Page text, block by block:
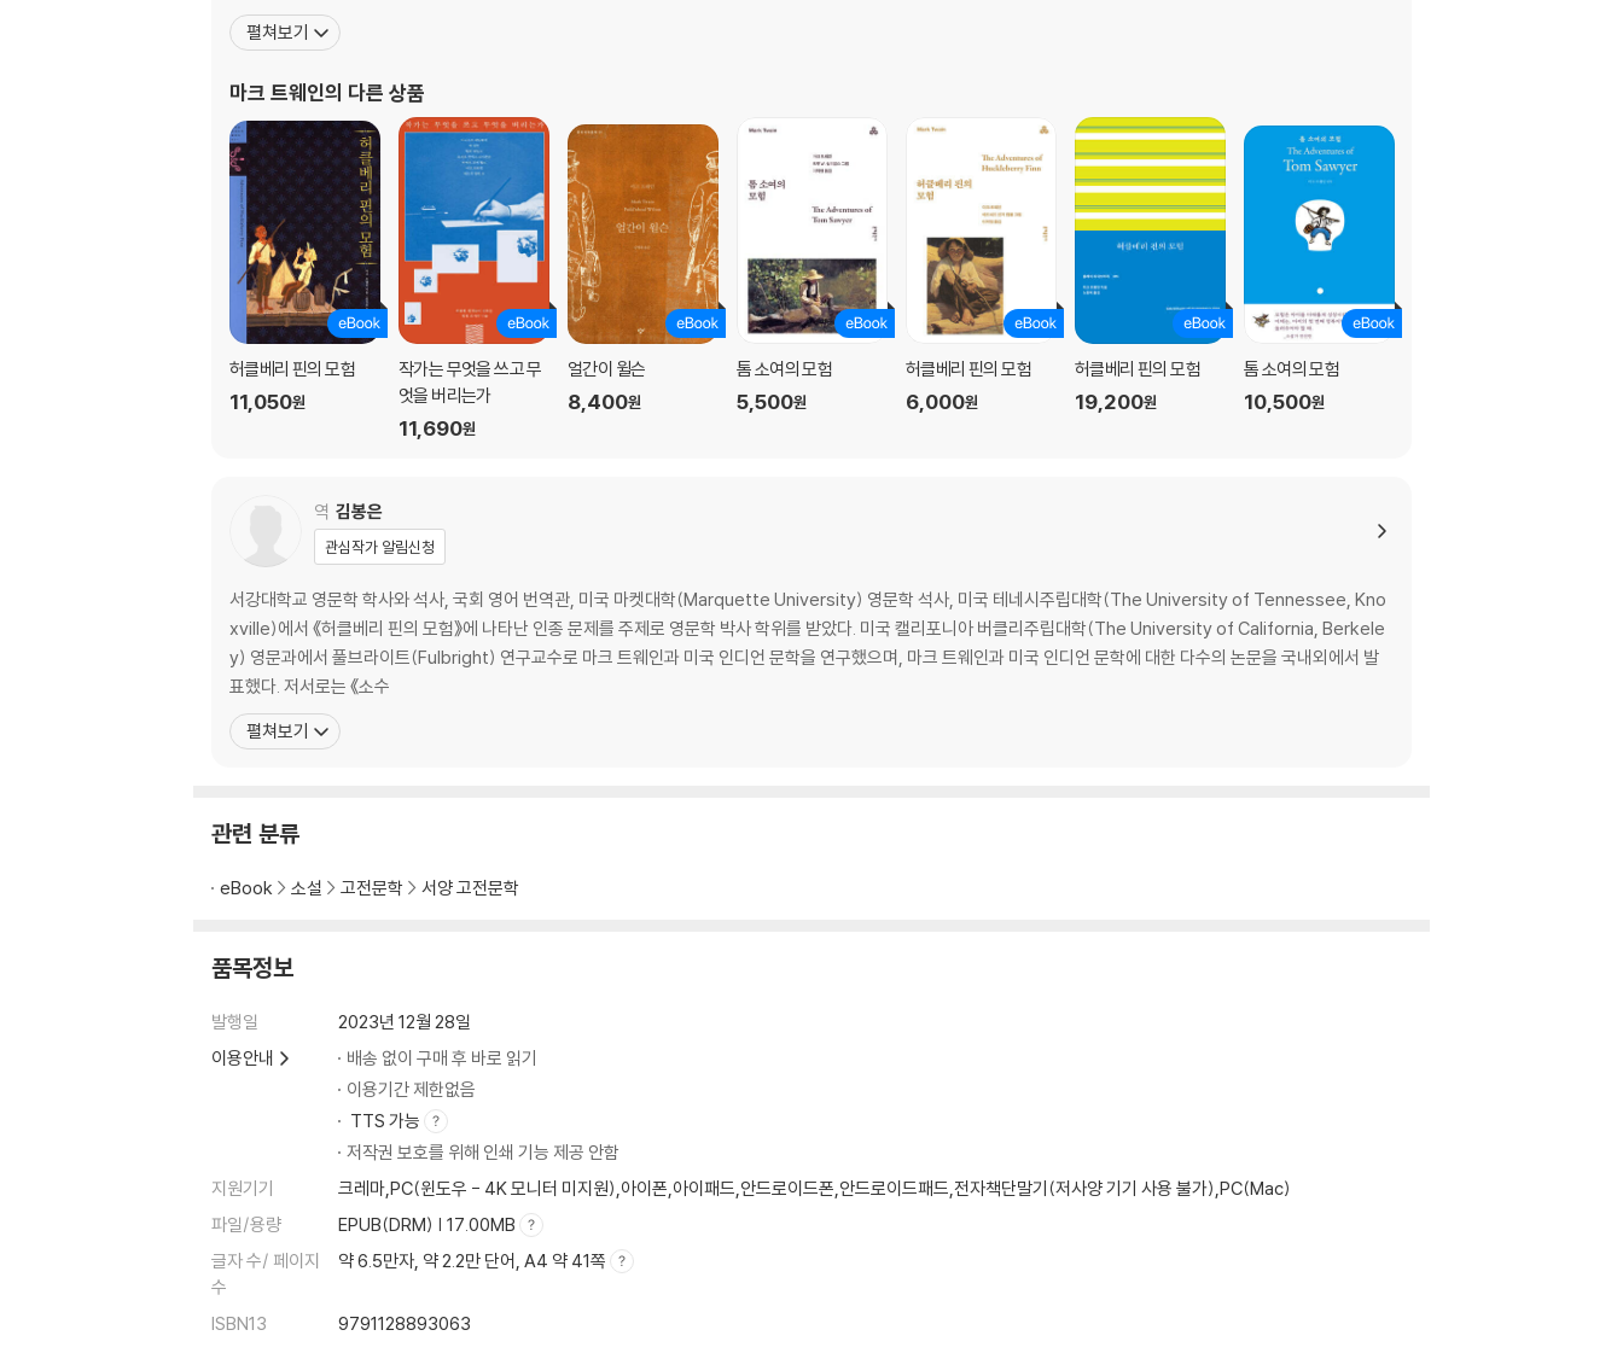
펼쳐보기
마크 트웨인의 다른 상품
허클베리 핀의 모험
11,050원
작가는 무엇을 쓰고 무
엇을 버리는가
11,690원
얼간이 윌슨
8,400원
톰 소여의 모험
5,500원
허클베리 핀의 모험
6,000원
허클베리 핀의 모험
19,200원
톰 소여의 모험
10,500원
역 김봉은
관심작가 알림신청
서강대학교 영문학 학사와 석사, 국회 영어 번역관, 미국 마켓대학(Marquette University) 영문학 석사, 미국 테네시주립대학(The University of Tennessee, Kno
xville)에서 《허클베리 핀의 모험》에 나타난 인종 문제를 주제로 영문학 박사 학위를 받았다. 미국 캘리포니아 버클리주립대학(The University of California, Berkele
y) 영문과에서 풀브라이트(Fulbright) 연구교수로 마크 트웨인과 미국 인디언 문학을 연구했으며, 마크 트웨인과 미국 인디언 문학에 대한 다수의 논문을 국내외에서 발
표했다. 저서로는 《소수
펼쳐보기
관련 분류
eBook 소설 고전문학 서양 고전문학
품목정보
발행일
2023년 12월 28일
이용안내
배송 없이 구매 후 바로 읽기
이용기간 제한없음
TTS 가능
저작권 보호를 위해 인쇄 기능 제공 안함
지원기기
크레마,PC(윈도우 - 4K 모니터 미지원),아이폰,아이패드,안드로이드폰,안드로이드패드,전자책단말기(저사양 기기 사용 불가),PC(Mac)
파일/용량
EPUB(DRM) | 17.00MB
글자 수/ 페이지
수
약 6.5만자, 약 2.2만 단어, A4 약 41쪽
ISBN13 9791128893063